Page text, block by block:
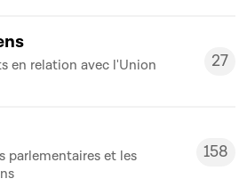
en relation avec l'Union
27
27
parlementaires et les
158
158